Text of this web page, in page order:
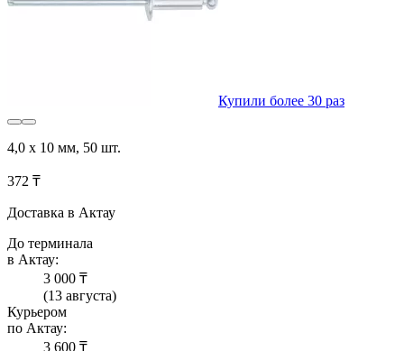
Купили более 30 раз
4,0 х 10 мм, 50 шт.
372 ₸
Доставка в Актау
До терминала
в Актау:
3 000 ₸
(13 августа)
Курьером
по Актау:
3 600 ₸